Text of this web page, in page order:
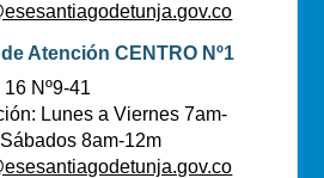
Atención CENTRO Nº1
Nº9-41
Lunes a Viernes 7am-
8am-12m